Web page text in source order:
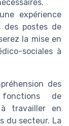
expérience
des postes de
la mise en
sociales à
des
de
travailler en
du secteur. La